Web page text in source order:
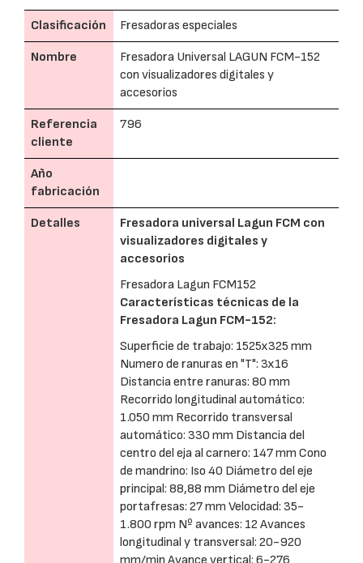
Clasificación Fresadoras especiales
Nombre
Fresadora Universal LAGUN FCM-152
con visualizadores digitales y
accesorios
Referencia
cliente
796
Año
fabricación
Detalles
Fresadora universal Lagun FCM con
visualizadores digitales y
accesorios
Fresadora Lagun FCM152
Características técnicas de la
Fresadora Lagun FCM-152:
Superficie de trabajo: 1525x325 mm
Numero de ranuras en "T": 3x16
Distancia entre ranuras: 80 mm
Recorrido longitudinal automático:
1.050 mm Recorrido transversal
automático: 330 mm Distancia del
centro del eja al carnero: 147 mm Cono
de mandrino: Iso 40 Diámetro del eje
principal: 88,88 mm Diámetro del eje
portafresas: 27 mm Velocidad: 35-
1.800 rpm Nº avances: 12 Avances
longitudinal y transversal: 20-920